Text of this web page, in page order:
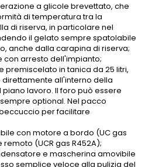
a glicole brevettato, che
di temperatura tra la
di riserva, in particolare nel
il gelato sempre spatolabile
anche dalla carapina di riserva;
con arresto dell'impianto;
in tanica da 25 litri,
all'interno della
lavoro. Il foro può essere
optional. Nel pacco
per facilitare
con motore a bordo (UC gas
(UCR gas R452A);
e mascherina amovibile
semplice veloce alla pulizia del